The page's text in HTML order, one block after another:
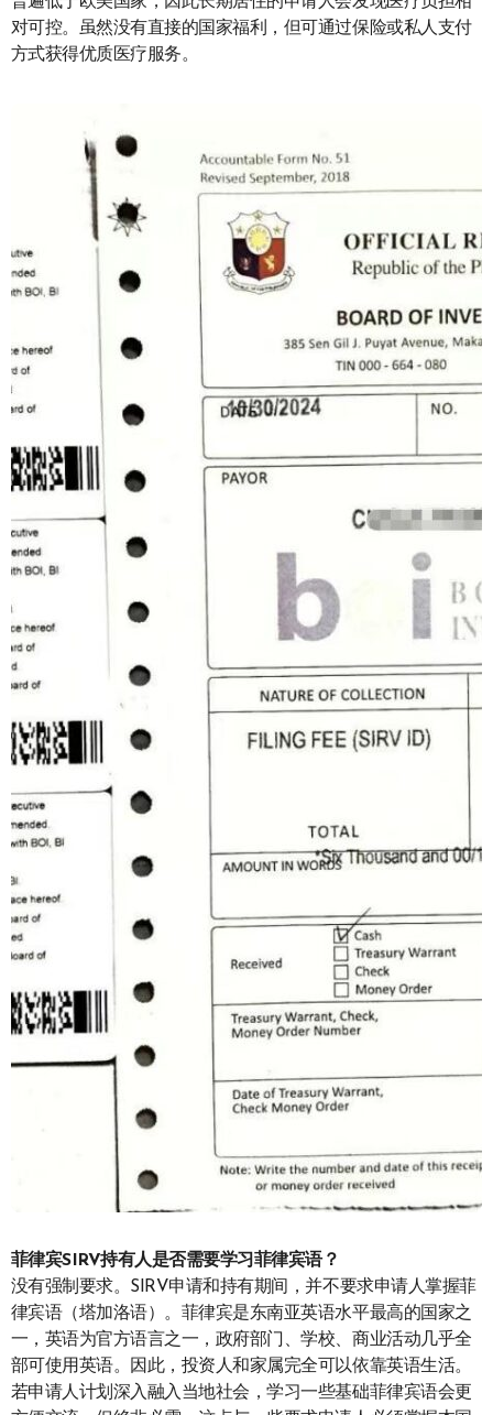
对可控。虽然没有直接的国家福利，但可通过保险或私人支付
方式获得优质医疗服务。
菲律宾SIRV持有人是否需要学习菲律宾语？
没有强制要求。SIRV申请和持有期间，并不要求申请人掌握菲
律宾语（塔加洛语）。菲律宾是东南亚英语水平最高的国家之
一，英语为官方语言之一，政府部门、学校、商业活动几乎全
部可使用英语。因此，投资人和家属完全可以依靠英语生活。
若申请人计划深入融入当地社会，学习一些基础菲律宾语会更